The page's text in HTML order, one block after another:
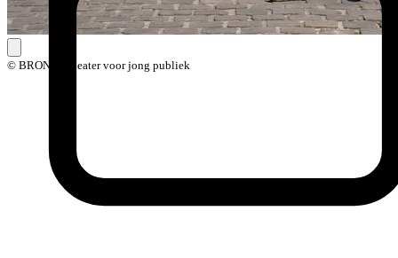
© BRONKS theater voor jong publiek